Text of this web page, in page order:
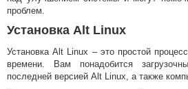
проблем.
Установка Alt Linux
Установка Alt Linux – это простой
времени. Вам понадобится
последней версией Alt Linux, а также